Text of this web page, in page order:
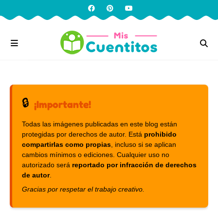
🔒 ¡Importante!
Todas las imágenes publicadas en este blog están
protegidas por derechos de autor. Está prohibido
compartirlas como propias , incluso si se aplican
cambios mínimos o ediciones. Cualquier uso no
autorizado será reportado por infracción de derechos
de autor.
Gracias por respetar el trabajo creativo.